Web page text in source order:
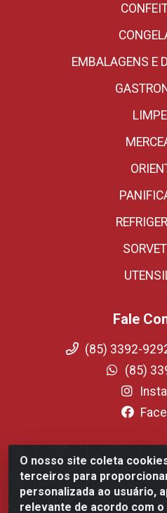
O nosso site coleta
terceiros para
personalizada ao usuário,
relevante de acordo com
EMBALAGENS E
Fale
(85) 3392-
(85)
Fortali Distribuidora de
Tomaz Coelho, 1268 -
60.863-254- CNPJ